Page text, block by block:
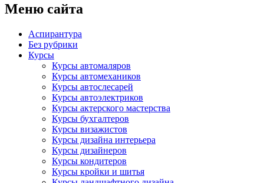
Меню сайта
Аспирантура
Без рубрики
Курсы
Курсы автомаляров
Курсы автомехаников
Курсы автослесарей
Курсы автоэлектриков
Курсы актерского мастерства
Курсы бухгалтеров
Курсы визажистов
Курсы дизайна интерьера
Курсы дизайнеров
Курсы кондитеров
Курсы кройки и шитья